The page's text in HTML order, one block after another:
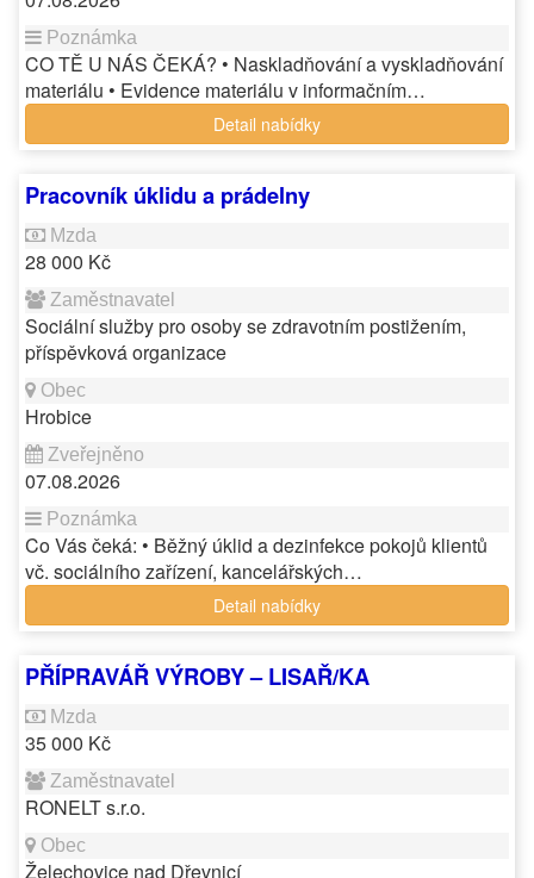
CO TĚ U NÁS ČEKÁ? • Naskladňování a vyskladňování
materiálu • Evidence materiálu v informačním…
Detail nabídky
Pracovník úklidu a prádelny
28 000 Kč
Sociální služby pro osoby se zdravotním postižením,
příspěvková organizace
Hrobice
07.08.2026
Co Vás čeká: • Běžný úklid a dezinfekce pokojů klientů
vč. sociálního zařízení, kancelářských…
Detail nabídky
PŘÍPRAVÁŘ VÝROBY – LISAŘ/KA
35 000 Kč
RONELT s.r.o.
Želechovice nad Dřevnicí